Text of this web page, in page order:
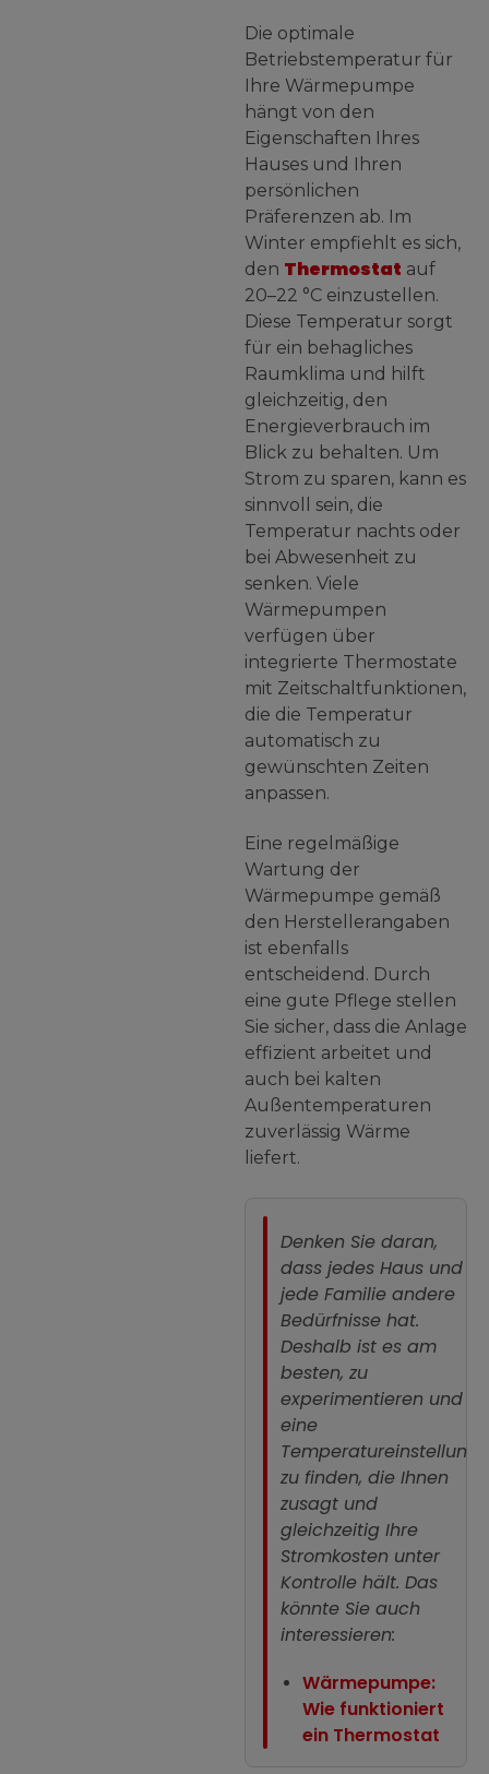
Die optimale
Betriebstemperatur für
Ihre Wärmepumpe
hängt von den
Eigenschaften Ihres
Hauses und Ihren
persönlichen
Präferenzen ab. Im
Winter empfiehlt es sich,
den Thermostat auf
20–22 °C einzustellen.
Diese Temperatur sorgt
für ein behagliches
Raumklima und hilft
gleichzeitig, den
Energieverbrauch im
Blick zu behalten. Um
Strom zu sparen, kann es
sinnvoll sein, die
Temperatur nachts oder
bei Abwesenheit zu
senken. Viele
Wärmepumpen
verfügen über
integrierte Thermostate
mit Zeitschaltfunktionen,
die die Temperatur
automatisch zu
gewünschten Zeiten
anpassen.
Eine regelmäßige
Wartung der
Wärmepumpe gemäß
den Herstellerangaben
ist ebenfalls
entscheidend. Durch
eine gute Pflege stellen
Sie sicher, dass die Anlage
effizient arbeitet und
auch bei kalten
Außentemperaturen
zuverlässig Wärme
liefert.
Denken Sie daran,
dass jedes Haus und
jede Familie andere
Bedürfnisse hat.
Deshalb ist es am
besten, zu
experimentieren und
eine
Temperatureinstellung
zu finden, die Ihnen
zusagt und
gleichzeitig Ihre
Stromkosten unter
Kontrolle hält. Das
könnte Sie auch
interessieren:
Wärmepumpe:
Wie funktioniert
ein Thermostat